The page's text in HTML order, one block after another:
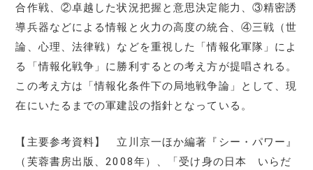
合作戦、②卓越した状況把握と意思決定能力、③精密誘
導兵器などによる情報と火力の高度の統合、④三戦（世
論、心理、法律戦）などを重視した「情報化軍隊」によ
る「情報化戦争」に勝利するとの考え方が提唱される。
この考え方は「情報化条件下の局地戦争論」として、現
在にいたるまでの軍建設の指針となっている。
【主要参考資料】 立川京一ほか編著『シー・パワー』
（芙蓉書房出版、2008年）、「受け身の日本 いらだ